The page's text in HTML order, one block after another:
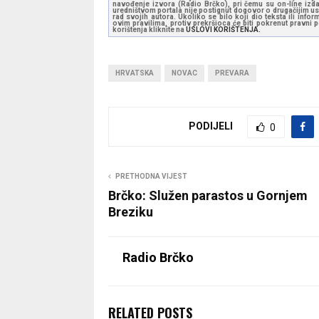
navođenje izvora (Radio Brčko), pri čemu su on-line
uredništvom portala nije postignut dogovor o drugačijim
rad svojih autora. Ukoliko se bilo koji dio teksta ili
ovim pravilima, protiv prekršioca će biti pokrenut pravni
korištenja kliknite naUSLOVI KORIŠTENJA.
HRVATSKA NOVAC PREVARA
PODIJELI 0
PRETHODNA VIJEST
Brčko: Služen parastos u Gornjem
Breziku
Radio Brčko
RELATED POSTS